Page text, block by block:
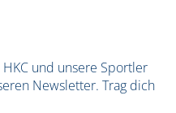
und unsere Sportler
Newsletter. Trag dich